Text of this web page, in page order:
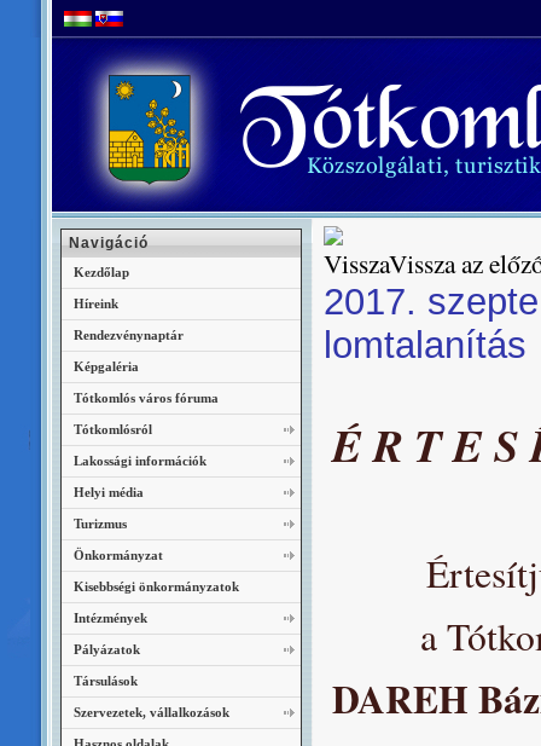
Vissza az
2017.
lomtalanítás
É R T E S
a
DAREH
Navigáció
Kezdőlap
Híreink
Rendezvénynaptár
Képgaléria
Tótkomlós város fóruma
Tótkomlósról
Lakossági információk
Helyi média
Turizmus
Önkormányzat
Kisebbségi önkormányzatok
Intézmények
Pályázatok
Társulások
Szervezetek, vállalkozások